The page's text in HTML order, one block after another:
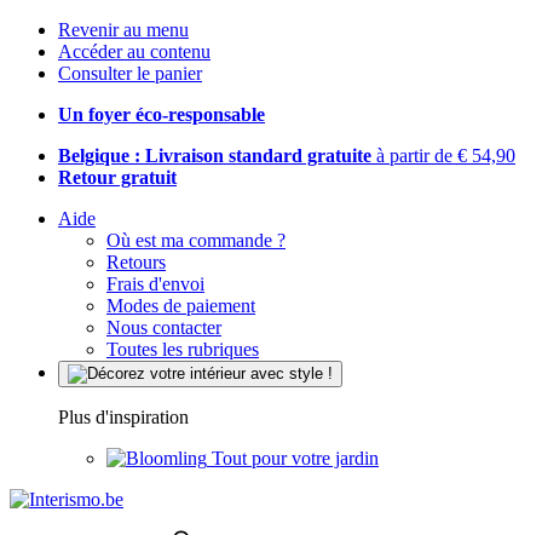
Revenir au menu
Accéder au contenu
Consulter le panier
Un foyer éco-responsable
Belgique : Livraison standard gratuite à partir de € 54,90
Retour gratuit
Aide
Où est ma commande ?
Retours
Frais d'envoi
Modes de paiement
Nous contacter
Toutes les rubriques
Plus d'inspiration
Tout pour votre jardin